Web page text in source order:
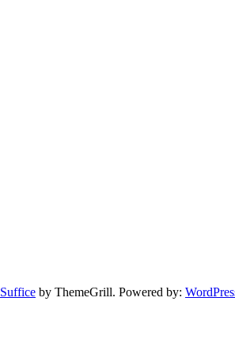
Suffice by ThemeGrill. Powered by: